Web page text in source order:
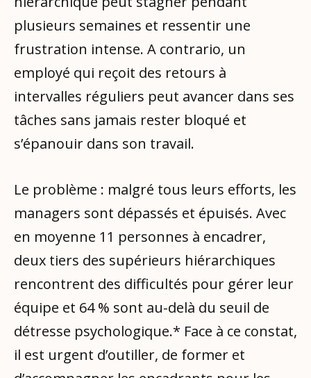
plusieurs semaines et ressentir une
frustration intense. A contrario, un
employé qui reçoit des retours à
intervalles réguliers peut avancer dans ses
tâches sans jamais rester bloqué et
s’épanouir dans son travail.
Le problème : malgré tous leurs efforts, les
managers sont dépassés et épuisés. Avec
en moyenne 11 personnes à encadrer,
deux tiers des supérieurs hiérarchiques
rencontrent des difficultés pour gérer leur
équipe et 64 % sont au-delà du seuil de
détresse psychologique.* Face à ce constat,
il est urgent d’outiller, de former et